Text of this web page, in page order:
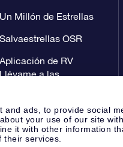
and ads, to provide social
your use of our site
it with other information
their services.
Un Millón de Estrellas
Salvaestrellas OSR
Aplicación de RV
Llévame a las